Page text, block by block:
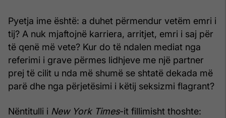
Pyetja ime është: a duhet përmendur vetëm emri i
tij? A nuk mjaftojnë karriera, arritjet, emri i saj për
të qenë më vete? Kur do të ndalen mediat nga
referimi i grave përmes lidhjeve me një partner
prej të cilit u nda më shumë se shtatë dekada më
parë dhe nga përjetësimi i këtij seksizmi flagrant?
Nëntitulli i New York Times-it fillimisht thoshte: